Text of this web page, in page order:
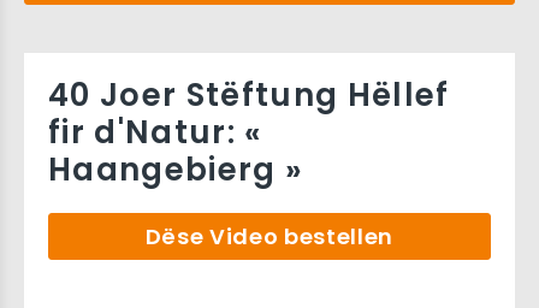
40 Joer Stëftung Hëllef
fir d'Natur: «
Haangebierg »
Dëse Video bestellen